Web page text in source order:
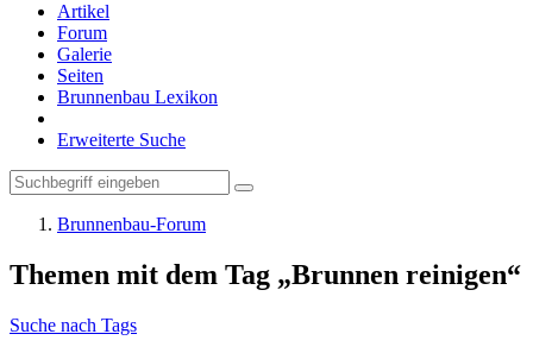
Artikel
Forum
Galerie
Seiten
Brunnenbau Lexikon
Erweiterte Suche
Brunnenbau-Forum
Themen mit dem Tag „Brunnen reinigen“
Suche nach Tags